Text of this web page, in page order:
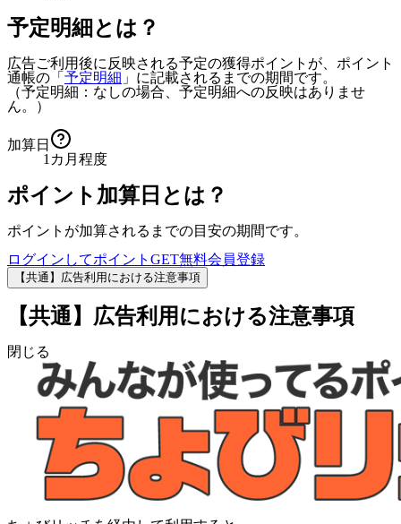
予定明細とは？
広告ご利用後に反映される予定の獲得ポイントが、ポイント
通帳の「 予定明細 」に記載されるまでの期間です。
（予定明細：なしの場合、予定明細への反映はありませ
ん。）
加算日
1カ月程度
ポイント加算日とは？
ポイントが加算されるまでの目安の期間です。
ログインしてポイントGET無料会員登録
【共通】広告利用における注意事項
【共通】広告利用における注意事項
閉じる